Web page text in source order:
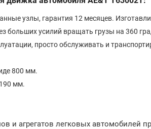
узлы, гарантия 12 месяцев.
больших усилий вращать грузы на 360
просто обслуживать и
800 мм.
мм.
и агрегатов легковых автомобилей